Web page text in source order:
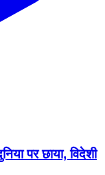
पर छाया, विदेशी